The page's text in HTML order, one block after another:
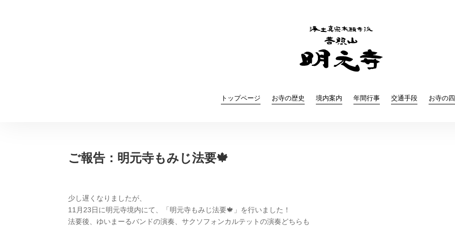
トップページ お寺の歴史 境内案内 年間行事 交通手段 お寺の
ご報告：明元寺もみじ法要🍁
少し遅くなりましたが、
11月23日に明元寺境内にて、「明元寺もみじ法要🍁」を行いました！
法要後、ゆいまーるバンドの演奏、サクソフォンカルテットの演奏どちらも